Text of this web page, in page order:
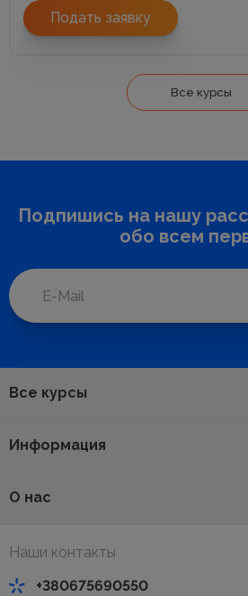
Подать заявку
Все курсы
Подпишись на нашу
обо всем
Все курсы
Информация
О нас
Наши контакты
+380675690550